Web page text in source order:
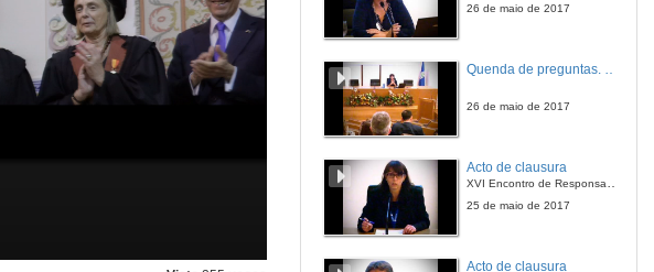
26 de maio de 2017
26 de maio de 2017
Acto de clausura
XVI Encontro de Responsables de Protocolo e Relacións Institucionais das Universidades Españolas e o VIII Encontro Hispano-Luso de Protocolo Universit
25 de maio de 2017
Acto de clausura